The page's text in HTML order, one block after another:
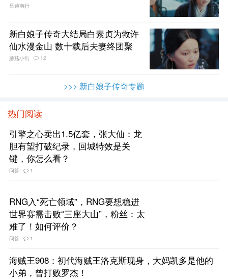
吕迪南行
新白娘子传奇大结局白素贞为救许
仙水漫金山 数十载后夫妻终团聚
蘑菇小街 12
>>> 新白娘子传奇专题
热门阅读
引擎之心卖出1.5亿套，张大仙：龙
胆有望打破纪录，回城特效是关
键，你怎么看？
问答 1
RNG入“死亡领域”，RNG要想稳进
世界赛需击败“三座大山”，粉丝：太
难了！如何评价？
问答 1
海贼王908：初代海贼王洛克斯现身，大妈凯多是他的
小弟，曾打败罗杰！